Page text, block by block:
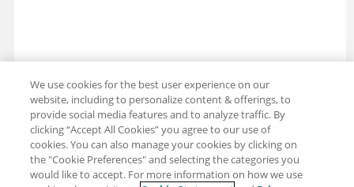
We use cookies for the best user experience on our
website, including to personalize content & offerings, to
provide social media features and to analyze traffic. By
clicking “Accept All Cookies” you agree to our use of
cookies. You can also manage your cookies by clicking on
the "Cookie Preferences" and selecting the categories you
would like to accept. For more information on how we use